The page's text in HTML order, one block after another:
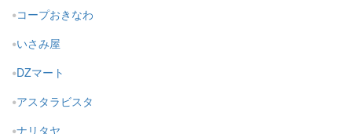
コープおきなわ
いさみ屋
DZマート
アスタラビスタ
ナリタヤ